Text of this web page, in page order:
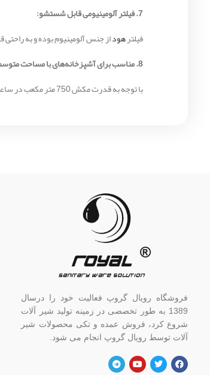
7. فیلتر آلومینیومی قابل شستشو:
فیلترهوداز جنس آلومینیوم بوده و به
8. مناسب برای آشپزخانه‌های با مساحت متوسط:
با توجه به قدرت مکش 750 متر مکعب در ساعت، این هود برای آشپزخانه‌های با مساحت متوسط تا بزرگ مناسب بوده و می‌تواند به طور موثر هوا را تصفیه کند.
فروشگاه رویال گروپ فعالیت خود را درسال
1389 به طور تخصصی در زمینه تولید شیر آلات
شروع کرد، فروش عمده و تکی محصولات شیر
آلات توسط رویال گروپ انجام می شود.